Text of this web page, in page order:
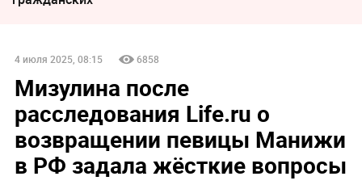
4 июля 2025, 08:15 6858
Мизулина после
расследования Life.ru о
возвращении певицы Манижи
в РФ задала жёсткие вопросы